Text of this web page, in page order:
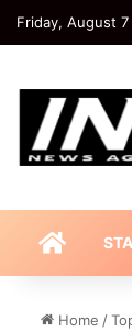
Friday, August
HOME
Home /